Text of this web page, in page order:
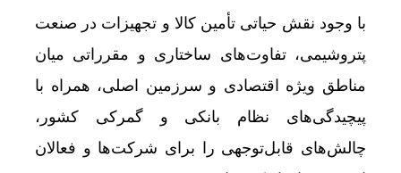
با وجود نقش حیاتی تأمین کالا و تجهیزات در صنعت
پتروشیمی، تفاوت‌های ساختاری و مقرراتی میان
مناطق ویژه اقتصادی و سرزمین اصلی، همراه با
پیچیدگی‌های نظام بانکی و گمرکی کشور،
چالش‌های قابل‌توجهی را برای شرکت‌ها و فعالان